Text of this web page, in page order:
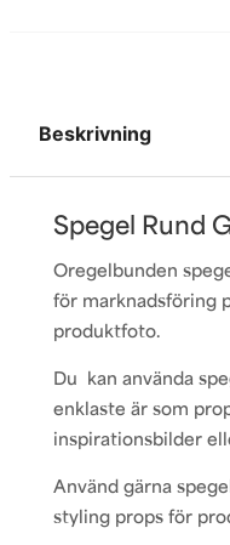
Beskrivning
Spegel Rund
Oregelbunden
för marknadsföring
produktfoto.
Du kan använda
enklaste är som
inspirationsbilder
Använd gärna
styling props för